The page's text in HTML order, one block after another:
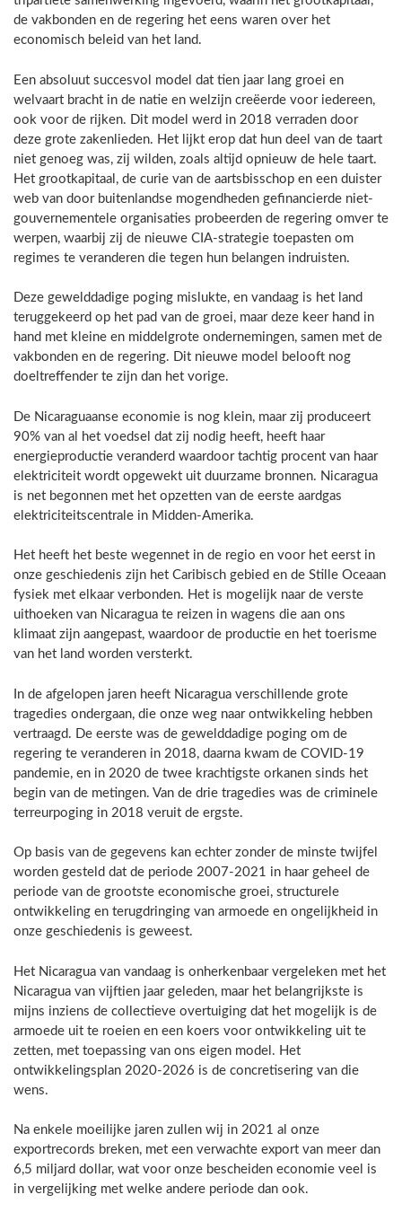
de vakbonden en de regering het eens waren over het
economisch beleid van het land.
Een absoluut succesvol model dat tien jaar lang groei en
welvaart bracht in de natie en welzijn creëerde voor iedereen,
ook voor de rijken. Dit model werd in 2018 verraden door
deze grote zakenlieden. Het lijkt erop dat hun deel van de taart
niet genoeg was, zij wilden, zoals altijd opnieuw de hele taart.
Het grootkapitaal, de curie van de aartsbisschop en een duister
web van door buitenlandse mogendheden gefinancierde niet-
gouvernementele organisaties probeerden de regering omver te
werpen, waarbij zij de nieuwe CIA-strategie toepasten om
regimes te veranderen die tegen hun belangen indruisten.
Deze gewelddadige poging mislukte, en vandaag is het land
teruggekeerd op het pad van de groei, maar deze keer hand in
hand met kleine en middelgrote ondernemingen, samen met de
vakbonden en de regering. Dit nieuwe model belooft nog
doeltreffender te zijn dan het vorige.
De Nicaraguaanse economie is nog klein, maar zij produceert
90% van al het voedsel dat zij nodig heeft, heeft haar
energieproductie veranderd waardoor tachtig procent van haar
elektriciteit wordt opgewekt uit duurzame bronnen. Nicaragua
is net begonnen met het opzetten van de eerste aardgas
elektriciteitscentrale in Midden-Amerika.
Het heeft het beste wegennet in de regio en voor het eerst in
onze geschiedenis zijn het Caribisch gebied en de Stille Oceaan
fysiek met elkaar verbonden. Het is mogelijk naar de verste
uithoeken van Nicaragua te reizen in wagens die aan ons
klimaat zijn aangepast, waardoor de productie en het toerisme
van het land worden versterkt.
In de afgelopen jaren heeft Nicaragua verschillende grote
tragedies ondergaan, die onze weg naar ontwikkeling hebben
vertraagd. De eerste was de gewelddadige poging om de
regering te veranderen in 2018, daarna kwam de COVID-19
pandemie, en in 2020 de twee krachtigste orkanen sinds het
begin van de metingen. Van de drie tragedies was de criminele
terreurpoging in 2018 veruit de ergste.
Op basis van de gegevens kan echter zonder de minste twijfel
worden gesteld dat de periode 2007-2021 in haar geheel de
periode van de grootste economische groei, structurele
ontwikkeling en terugdringing van armoede en ongelijkheid in
onze geschiedenis is geweest.
Het Nicaragua van vandaag is onherkenbaar vergeleken met het
Nicaragua van vijftien jaar geleden, maar het belangrijkste is
mijns inziens de collectieve overtuiging dat het mogelijk is de
armoede uit te roeien en een koers voor ontwikkeling uit te
zetten, met toepassing van ons eigen model. Het
ontwikkelingsplan 2020-2026 is de concretisering van die
wens.
Na enkele moeilijke jaren zullen wij in 2021 al onze
exportrecords breken, met een verwachte export van meer dan
6,5 miljard dollar, wat voor onze bescheiden economie veel is
in vergelijking met welke andere periode dan ook.